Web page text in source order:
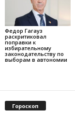
Федор Гагауз
раскритиковал
поправки к
избирательному
законодательству по
выборам в автономии
Гороскоп